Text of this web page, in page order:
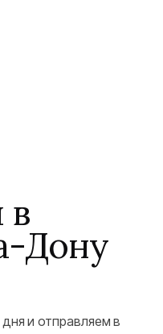
в
Дону
и отправляем в